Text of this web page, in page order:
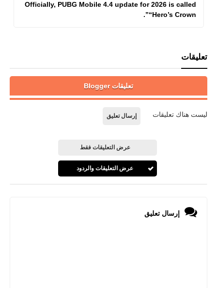
Officially, PUBG Mobile 4.4 update for 2026 is called
“Hero’s Crown”.
تعليقات
تعليقات Blogger
ليست هناك تعليقات إرسال تعليق
عرض التعليقات فقط
عرض التعليقات والردود
إرسال تعليق